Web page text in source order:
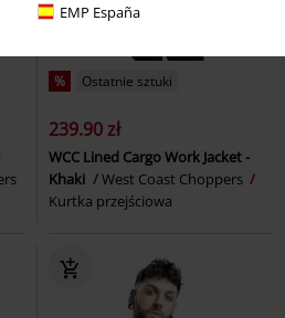
EMP España
% Ostatnie sztuki
239.90 zł
WCC Lined Cargo Work Jacket -
Khaki
West Coast Choppers
Kurtka przejściowa